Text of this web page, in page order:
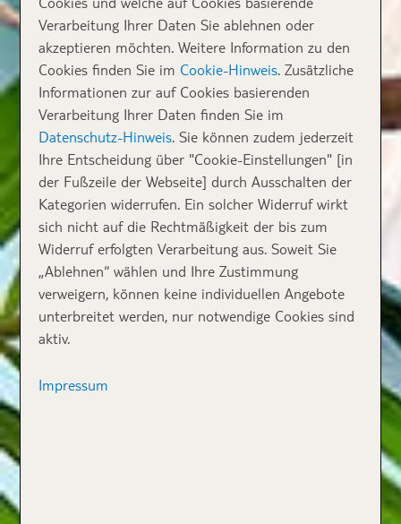
Verarbeitung Ihrer Daten Sie ablehnen oder
akzeptieren möchten. Weitere Information zu den
Cookies finden Sie im Cookie-Hinweis. Zusätzliche
Informationen zur auf Cookies basierenden
Verarbeitung Ihrer Daten finden Sie im
Datenschutz-Hinweis. Sie können zudem jederzeit
Ihre Entscheidung über "Cookie-Einstellungen" [in
der Fußzeile der Webseite] durch Ausschalten der
Kategorien widerrufen. Ein solcher Widerruf wirkt
sich nicht auf die Rechtmäßigkeit der bis zum
Widerruf erfolgten Verarbeitung aus. Soweit Sie
„Ablehnen“ wählen und Ihre Zustimmung
verweigern, können keine individuellen Angebote
unterbreitet werden, nur notwendige Cookies sind
aktiv.
Impressum